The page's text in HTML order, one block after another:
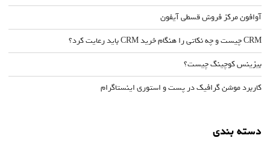
آوافون مرکز فروش قسطی آیفون
CRM چیست و چه نکاتی را هنگام خرید CRM باید رعایت کرد؟
بیزینس کوچینگ چیست؟
کاربرد موشن گرافیک در پست و استوری اینستاگرام
دسته بندی